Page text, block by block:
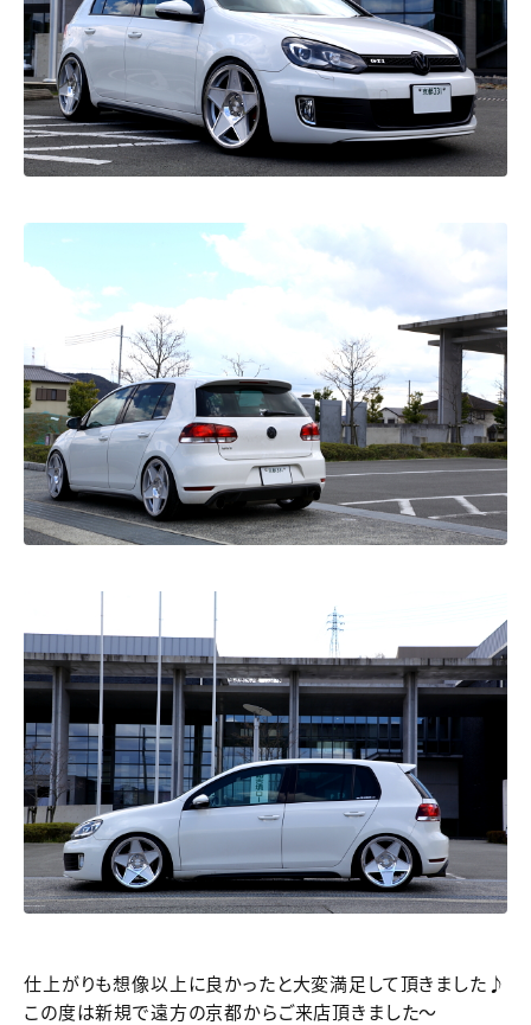
仕上がりも想像以上に良かったと大変満足して頂きました♪
この度は新規で遠方の京都からご来店頂きました～